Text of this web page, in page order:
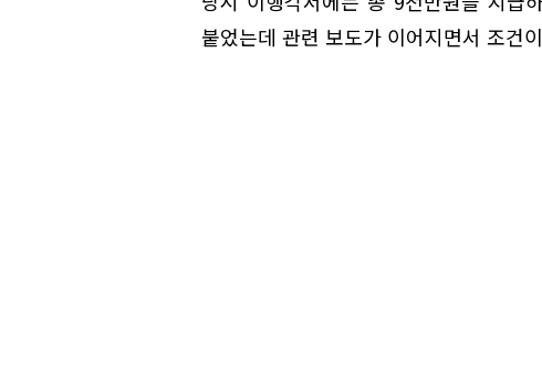
붙었는데 관련 보도가 이어지면서 조건